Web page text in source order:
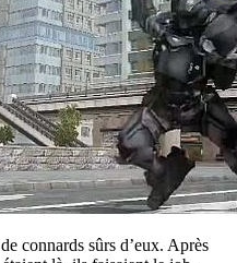
connards sûrs d’eux. Après